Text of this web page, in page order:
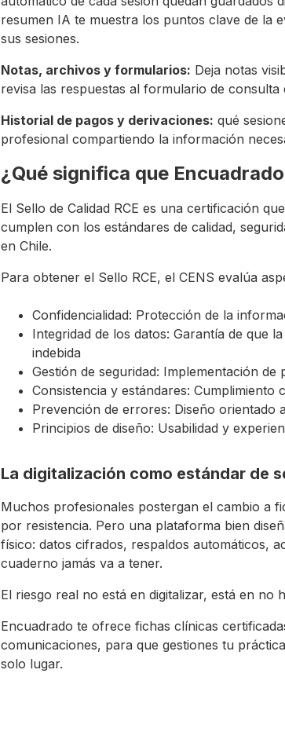
resumen IA te muestra los puntos clave de la
sus sesiones.
Notas, archivos y formularios: Deja notas
revisa las respuestas al formulario de
Historial de pagos y derivaciones: qué
profesional compartiendo la información
¿Qué significa que
El Sello de Calidad RCE es una certificación
cumplen con los estándares de calidad,
en Chile.
Para obtener el Sello RCE, el CENS evalúa
Confidencialidad: Protección de la
Integridad de los datos: Garantía de que
indebida
Gestión de seguridad: Implementación
Consistencia y estándares:
Prevención de errores: Diseño orientado
Principios de diseño: Usabilidad y
La digitalización como estándar de
Muchos profesionales postergan el cambio a
por resistencia. Pero una plataforma bien
físico: datos cifrados, respaldos automáticos,
cuaderno jamás va a tener.
El riesgo real no está en digitalizar, está en
Encuadrado te ofrece fichas clínicas
comunicaciones, para que gestiones tu
solo lugar.